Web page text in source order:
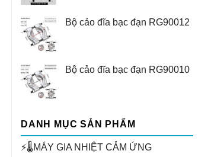
Bộ cảo đĩa bạc đạn RG90012
Bộ cảo đĩa bạc đạn RG90010
DANH MỤC SẢN PHẨM
⚡🌡️MÁY GIA NHIỆT CẢM ỨNG